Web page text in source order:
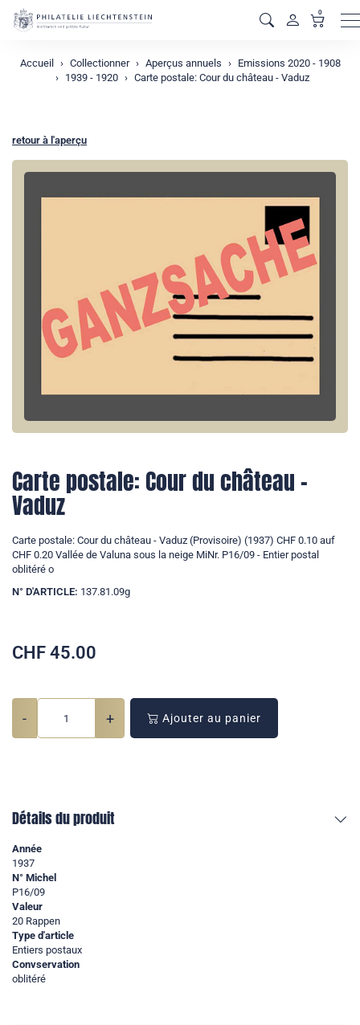
0
Accueil Collectionner Aperçus annuels
Emissions 2020 - 1908
1939 - 1920
Carte postale: Cour du château - Vaduz
retour à l'aperçu
Carte postale: Cour du château -
Vaduz
Carte postale: Cour du château - Vaduz (Provisoire) (1937) CHF 0.10 auf
CHF 0.20 Vallée de Valuna sous la neige MiNr. P16/09 - Entier postal
oblitéré o
N° D'ARTICLE: 137.81.09g
CHF 45.00
- + Ajouter au panier
Détails du produit
Année
1937
N° Michel
P16/09
Valeur
20 Rappen
Type d'article
Entiers postaux
Convservation
oblitéré